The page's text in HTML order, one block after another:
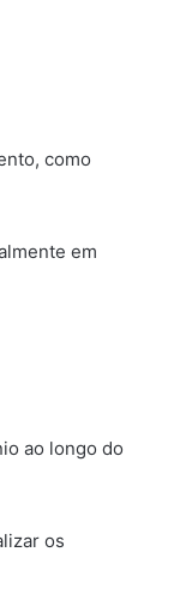
como
em
ao longo do
os